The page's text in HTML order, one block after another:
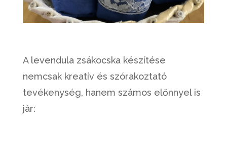
A levendula zsákocska készítése
nemcsak kreatív és szórakoztató
tevékenység, hanem számos előnnyel is
jár: